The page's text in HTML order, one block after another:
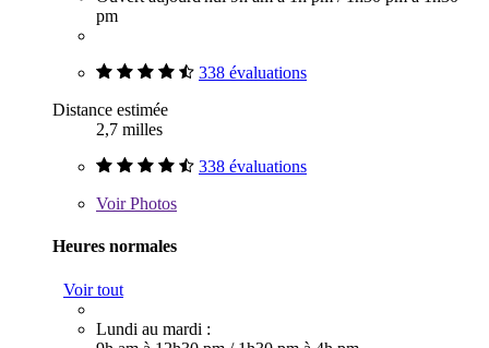
pm
338 évaluations
Distance estimée
2,7 milles
338 évaluations
VoirPhotos
Heures normales
Voir tout
Lundi au mardi :